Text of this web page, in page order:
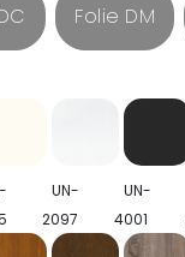
Folie DM
UN-
2097
UN-
4001